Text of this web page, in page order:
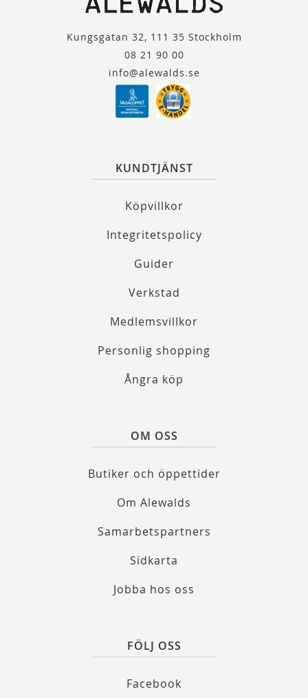
Kungsgatan 32, 111 35 Stockholm
08 21 90 00
info@alewalds.se
KUNDTJÄNST
Köpvillkor
Integritetspolicy
Guider
Verkstad
Medlemsvillkor
Personlig shopping
Ångra köp
OM OSS
Butiker och öppettider
Om Alewalds
Samarbetspartners
Sidkarta
Jobba hos oss
FÖLJ OSS
Facebook